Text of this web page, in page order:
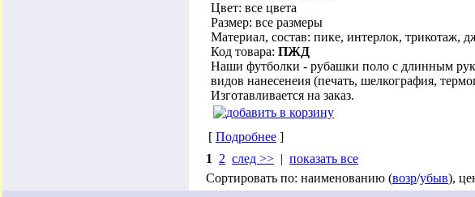
Цвет: все цвета
Размер: все размеры
Материал, состав: пике, интерлок, трикотаж,
Код товара: ПЖД
Наши футболки - рубашки поло с длинным
видов нанесенеия (печать, шелкография,
Изготавливается на заказ.
[ Подробнее ]
1
2 след >> | показать все
Сортировать по: наименованию (возр/убыв),